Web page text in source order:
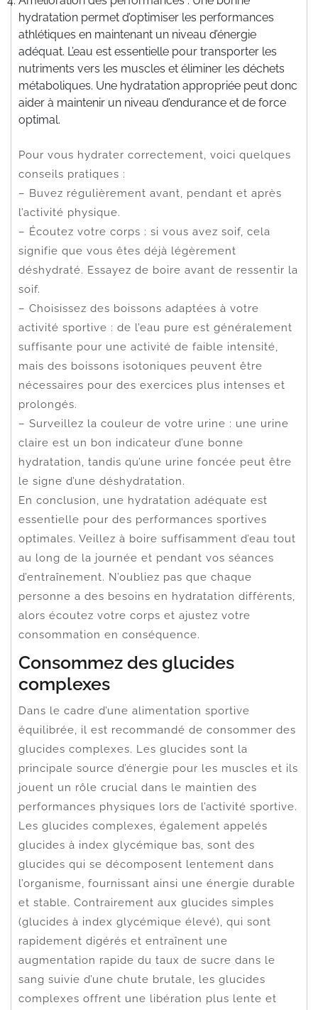
hydratation permet d’optimiser les performances
athlétiques en maintenant un niveau d’énergie
adéquat. L’eau est essentielle pour transporter les
nutriments vers les muscles et éliminer les déchets
métaboliques. Une hydratation appropriée peut donc
aider à maintenir un niveau d’endurance et de force
optimal.
Pour vous hydrater correctement, voici quelques
conseils pratiques :
– Buvez régulièrement avant, pendant et après
l’activité physique.
– Écoutez votre corps : si vous avez soif, cela
signifie que vous êtes déjà légèrement
déshydraté. Essayez de boire avant de ressentir la
soif.
– Choisissez des boissons adaptées à votre
activité sportive : de l’eau pure est généralement
suffisante pour une activité de faible intensité,
mais des boissons isotoniques peuvent être
nécessaires pour des exercices plus intenses et
prolongés.
– Surveillez la couleur de votre urine : une urine
claire est un bon indicateur d’une bonne
hydratation, tandis qu’une urine foncée peut être
le signe d’une déshydratation.
En conclusion, une hydratation adéquate est
essentielle pour des performances sportives
optimales. Veillez à boire suffisamment d’eau tout
au long de la journée et pendant vos séances
d’entraînement. N’oubliez pas que chaque
personne a des besoins en hydratation différents,
alors écoutez votre corps et ajustez votre
consommation en conséquence.
Consommez des glucides
complexes
Dans le cadre d’une alimentation sportive
équilibrée, il est recommandé de consommer des
glucides complexes. Les glucides sont la
principale source d’énergie pour les muscles et ils
jouent un rôle crucial dans le maintien des
performances physiques lors de l’activité sportive.
Les glucides complexes, également appelés
glucides à index glycémique bas, sont des
glucides qui se décomposent lentement dans
l’organisme, fournissant ainsi une énergie durable
et stable. Contrairement aux glucides simples
(glucides à index glycémique élevé), qui sont
rapidement digérés et entraînent une
augmentation rapide du taux de sucre dans le
sang suivie d’une chute brutale, les glucides
complexes offrent une libération plus lente et